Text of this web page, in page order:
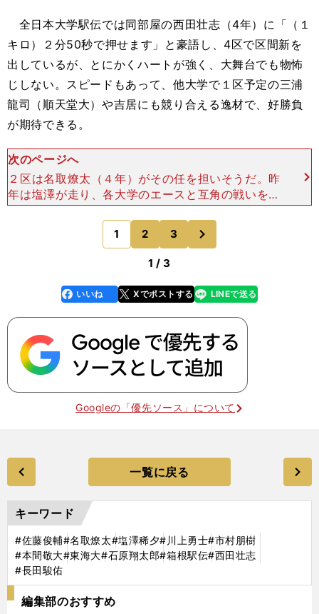
全日本大学駅伝では同部屋の西田壮志（4年）に「（１
キロ）２分50秒で押せます」と豪語し、4区で区間新を
出しているが、とにかくハートが強く、大舞台でも物怖
じしない。スピードもあって、他大学で１区予定の三浦
龍司（順天堂大）や吉居にも競り合える逸材で、好勝負
が期待できる。
次のページへ
２区は名取燎太（４年）がその任を担いそうだ。昨
年は塩澤が走り、各大学のエースと互角の戦いを見
せ、序盤の流れをつくった。今回も本来であれば塩
澤に任せたいところだが、12月４日の日本選手権
に出場するため、
1 2 3
1 / 3
faceboo
k
いいね Xでポストする
line LINEで送る
Googleの「優先ソース」について
一覧に戻る
キーワード
#佐藤俊輔#名取燎太#塩澤稀夕#川上勇士#市村朋樹
#本間敬大#東海大#石原翔太郎#箱根駅伝#西田壮志
#長田駿佑
編集部のおすすめ